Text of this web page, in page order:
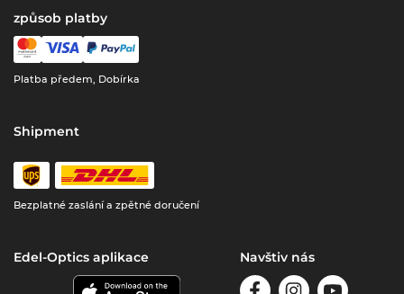
způsob platby
Platba předem, Dobírka
Shipment
Bezplatné zaslání a zpětné doručení
Edel-Optics aplikace Navštiv nás